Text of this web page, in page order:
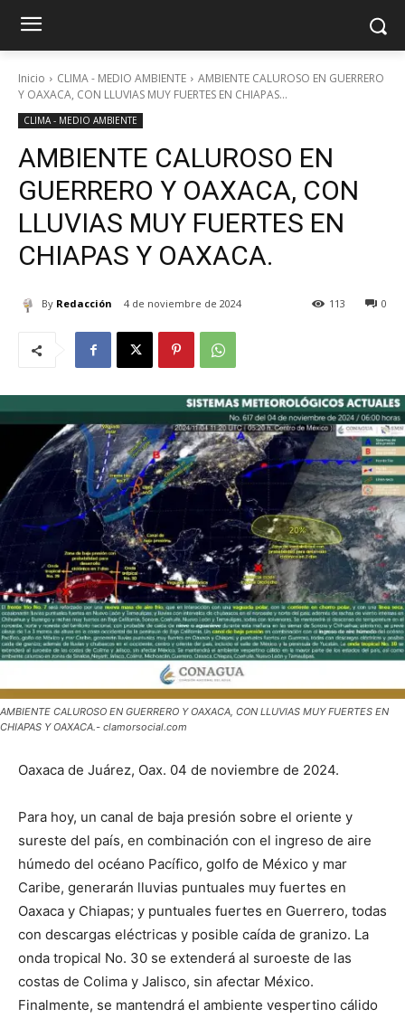
Inicio CLIMA - MEDIO AMBIENTE
AMBIENTE CALUROSO EN GUERRERO
Y OAXACA, CON LLUVIAS MUY FUERTES EN CHIAPAS...
CLIMA - MEDIO AMBIENTE
AMBIENTE CALUROSO EN
GUERRERO Y OAXACA, CON
LLUVIAS MUY FUERTES EN
CHIAPAS Y OAXACA.
By Redacción 4 de noviembre de 2024 0
113
AMBIENTE CALUROSO EN GUERRERO Y OAXACA, CON LLUVIAS MUY FUERTES EN
CHIAPAS Y OAXACA.- clamorsocial.com
Oaxaca de Juárez, Oax. 04 de noviembre de 2024.
Para hoy, un canal de baja presión sobre el oriente y
sureste del país, en combinación con el ingreso de aire
húmedo del océano Pacífico, golfo de México y mar
Caribe, generarán lluvias puntuales muy fuertes en
Oaxaca y Chiapas; y puntuales fuertes en Guerrero, todas
con descargas eléctricas y posible caída de granizo. La
onda tropical No. 30 se extenderá al suroeste de las
costas de Colima y Jalisco, sin afectar México.
Finalmente, se mantendrá el ambiente vespertino cálido